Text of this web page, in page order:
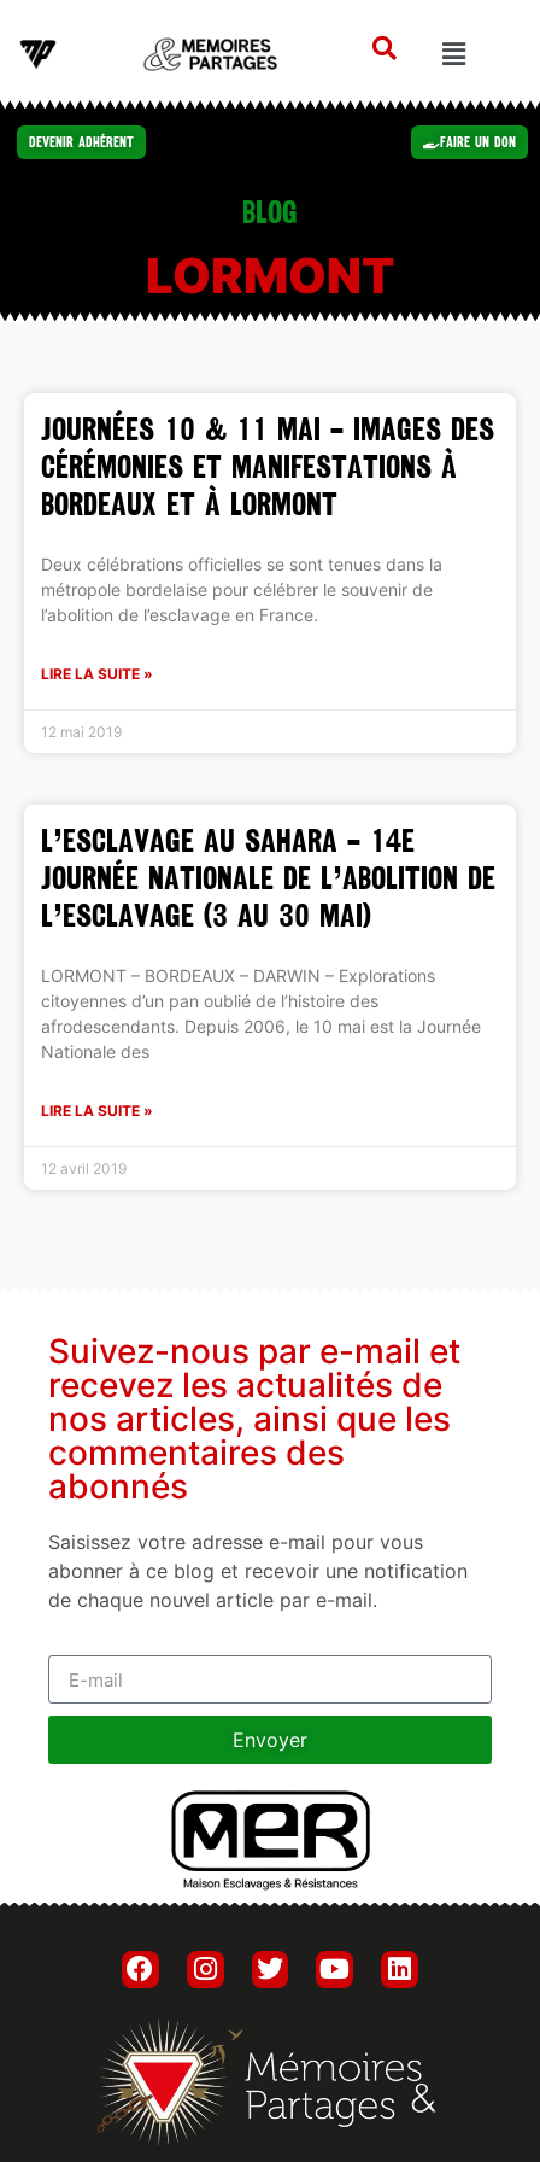
Devenir Adhérent Faire un Don
Blog
LORMONT
JOURNÉES 10 & 11 MAI – Images des
cérémonies et manifestations à
Bordeaux et à Lormont
Deux célébrations officielles se sont tenues dans la
métropole bordelaise pour célébrer le souvenir de
l’abolition de l’esclavage en France.
LIRE LA SUITE »
12 mai 2019
L’ESCLAVAGE AU SAHARA – 14e
journée nationale de l’abolition de
l’esclavage (3 au 30 mai)
LORMONT – BORDEAUX – DARWIN – Explorations
citoyennes d’un pan oublié de l’histoire des
afrodescendants. Depuis 2006, le 10 mai est la Journée
Nationale des
LIRE LA SUITE »
12 avril 2019
Suivez-nous par e-mail et
recevez les actualités de
nos articles, ainsi que les
commentaires des
abonnés
Saisissez votre adresse e-mail pour vous
abonner à ce blog et recevoir une notification
de chaque nouvel article par e-mail.
Envoyer